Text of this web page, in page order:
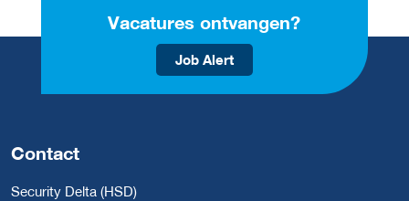
Vacatures ontvangen?
Job Alert
Contact
Security Delta (HSD)